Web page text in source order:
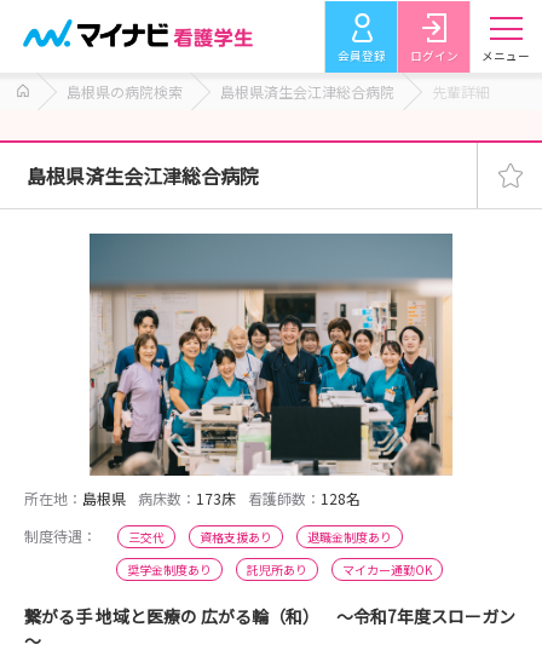
会員登録 ログイン メニュー
島根県の病院検索 島根県済生会江津総合病院 先輩詳細
島根県済生会江津総合病院
所在地： 島根県 病床数： 173床 看護師数： 128名
制度待遇：
三交代 資格支援あり
退職金制度あり
奨学金制度あり
託児所あり マイカー通勤OK
繋がる手 地域と医療の 広がる輪（和） ～令和7年度スローガン
～